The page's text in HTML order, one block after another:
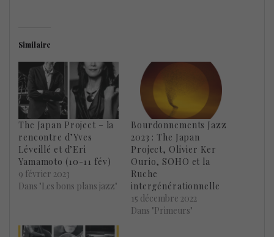
Similaire
The Japan Project – la
rencontre d’Yves
Léveillé et d’Eri
Yamamoto (10-11 fév)
9 février 2023
Dans "Les bons plans jazz"
Bourdonnements Jazz
2023 : The Japan
Project, Olivier Ker
Ourio, SOHO et la
Ruche
intergénérationnelle
15 décembre 2022
Dans "Primeurs"